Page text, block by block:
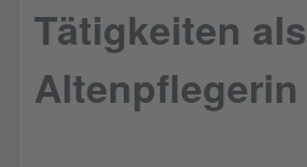
Tätigkeiten als
Altenpflegerin